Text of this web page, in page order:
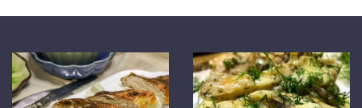
Шкара
из
ставридки.
Скумбрия
в
средиземноморском